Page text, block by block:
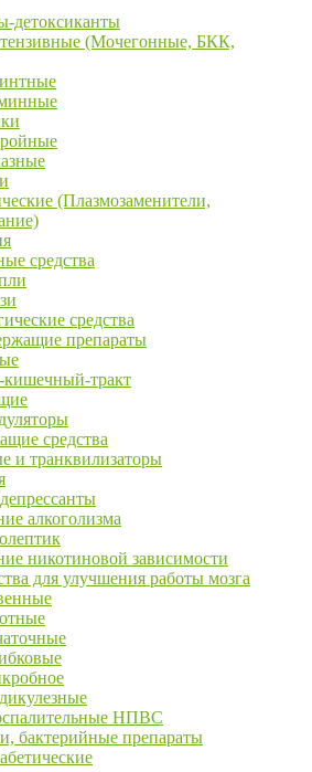
детоксиканты
(Мочегонные, БКК,
(Плазмозаменители,
средства
средства
препараты
тракт
средства
и транквилизаторы
алкоголизма
никотиновой зависимости
для улучшения работы мозга
НПВС
бактерийные препараты